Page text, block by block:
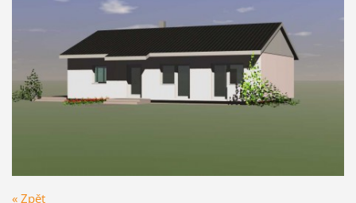
« Zpět